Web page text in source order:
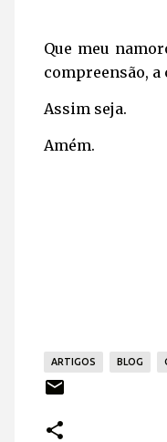
Que meu
compreensão, a
Assim seja.
Amém.
ARTIGOS BLOG